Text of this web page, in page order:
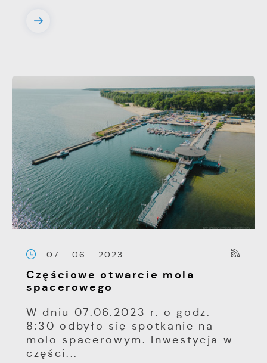
07 - 06 - 2023
Częściowe otwarcie mola
spacerowego
W dniu 07.06.2023 r. o godz.
8:30 odbyło się spotkanie na
molo spacerowym. Inwestycja w
części...